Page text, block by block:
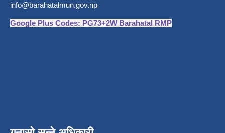
info@barahatalmun.gov.np
Google Plus Codes: PG73+2W Barahatal RMP